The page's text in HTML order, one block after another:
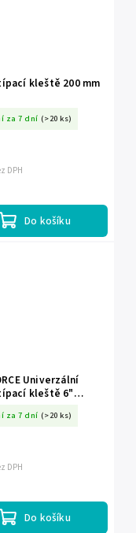
kleště 200 mm
za 7 dní (>20 ks)
DPH
Do košíku
Univerzální
kleště 6"
za 7 dní (>20 ks)
DPH
Do košíku